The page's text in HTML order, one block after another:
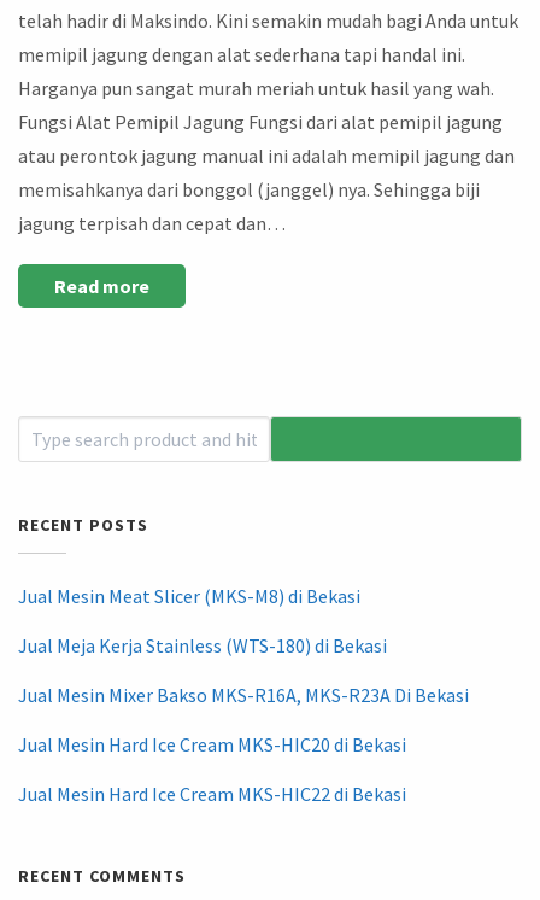
telah hadir di Maksindo. Kini semakin mudah bagi Anda untuk
memipil jagung dengan alat sederhana tapi handal ini.
Harganya pun sangat murah meriah untuk hasil yang wah.
Fungsi Alat Pemipil Jagung Fungsi dari alat pemipil jagung
atau perontok jagung manual ini adalah memipil jagung dan
memisahkanya dari bonggol (janggel) nya. Sehingga biji
jagung terpisah dan cepat dan…
Read more
RECENT POSTS
Jual Mesin Meat Slicer (MKS-M8) di Bekasi
Jual Meja Kerja Stainless (WTS-180) di Bekasi
Jual Mesin Mixer Bakso MKS-R16A, MKS-R23A Di Bekasi
Jual Mesin Hard Ice Cream MKS-HIC20 di Bekasi
Jual Mesin Hard Ice Cream MKS-HIC22 di Bekasi
RECENT COMMENTS